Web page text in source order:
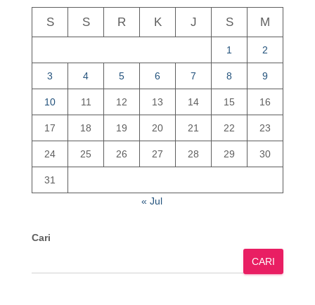
S S R K J S M
1 2
3 4 5 6 7 8 9
10 11 12 13 14 15 16
17 18 19 20 21 22 23
24 25 26 27 28 29 30
31
« Jul
Cari
CARI